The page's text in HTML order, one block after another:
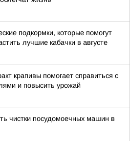
подкормки, которые помогут
лучшие кабачки в августе
крапивы помогает справиться с
и повысить урожай
чистки посудомоечных машин в